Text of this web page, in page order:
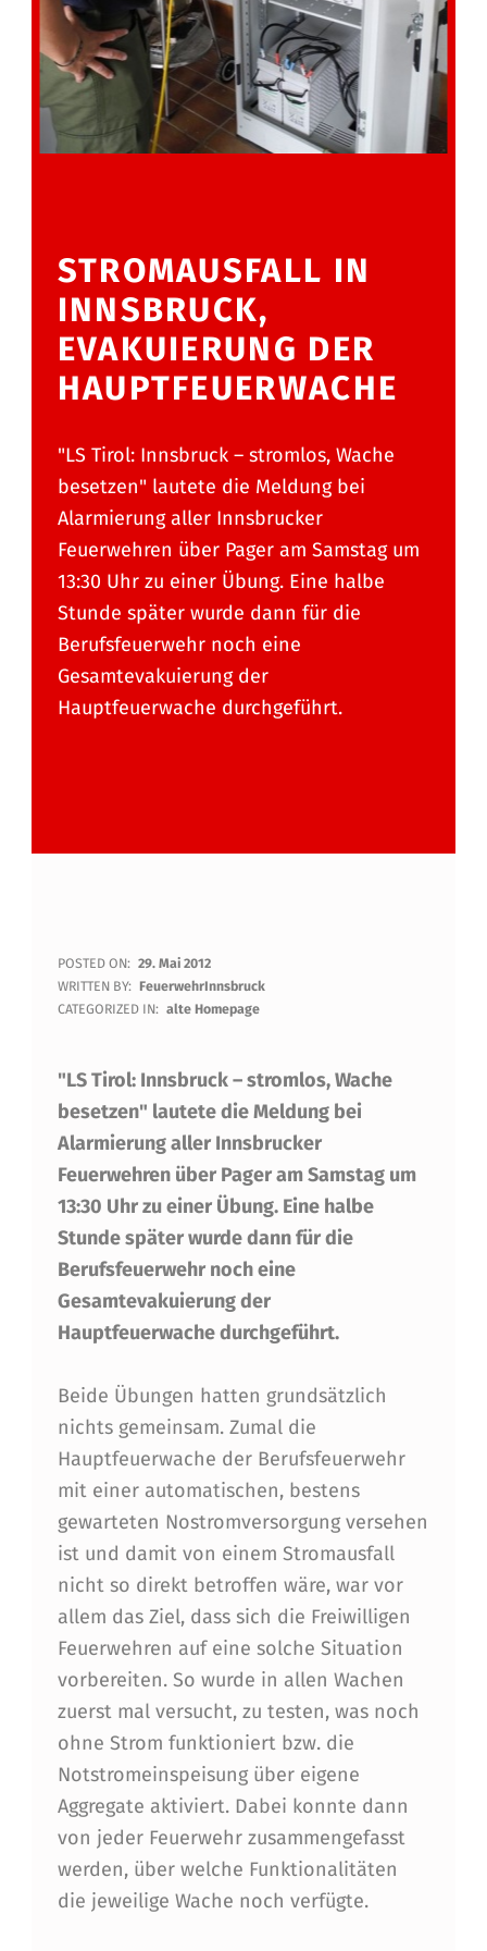
STROMAUSFALL IN
INNSBRUCK,
EVAKUIERUNG DER
HAUPTFEUERWACHE
"LS Tirol: Innsbruck – stromlos, Wache
besetzen" lautete die Meldung bei
Alarmierung aller Innsbrucker
Feuerwehren über Pager am Samstag um
13:30 Uhr zu einer Übung. Eine halbe
Stunde später wurde dann für die
Berufsfeuerwehr noch eine
Gesamtevakuierung der
Hauptfeuerwache durchgeführt.
S
T
O
M
A
U
S
F
A
L
I
N
I
N
N
S
B
R
U
C
K
,
E
POSTED ON: 29. Mai 2012
WRITTEN BY: FeuerwehrInnsbruck
CATEGORIZED IN: alte Homepage
"LS Tirol: Innsbruck – stromlos, Wache
besetzen" lautete die Meldung bei
Alarmierung aller Innsbrucker
Feuerwehren über Pager am Samstag um
13:30 Uhr zu einer Übung. Eine halbe
Stunde später wurde dann für die
Berufsfeuerwehr noch eine
Gesamtevakuierung der
Hauptfeuerwache durchgeführt.
Beide Übungen hatten grundsätzlich
nichts gemeinsam. Zumal die
Hauptfeuerwache der Berufsfeuerwehr
mit einer automatischen, bestens
gewarteten Nostromversorgung versehen
ist und damit von einem Stromausfall
nicht so direkt betroffen wäre, war vor
allem das Ziel, dass sich die Freiwilligen
Feuerwehren auf eine solche Situation
vorbereiten. So wurde in allen Wachen
zuerst mal versucht, zu testen, was noch
ohne Strom funktioniert bzw. die
Notstromeinspeisung über eigene
Aggregate aktiviert. Dabei konnte dann
von jeder Feuerwehr zusammengefasst
werden, über welche Funktionalitäten
die jeweilige Wache noch verfügte.